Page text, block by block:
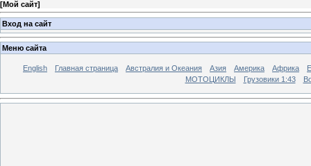
[Мой сайт]
Вход на сайт
Меню сайта
English Главная страница Австралия и Океания Азия Америка Африка
МОТОЦИКЛЫ
Грузовики 1:43